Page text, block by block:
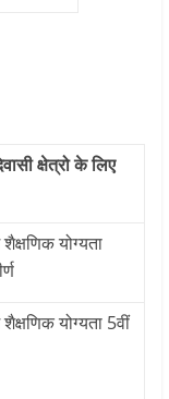
क्षेत्रो के लिए
योग्यता
योग्यता 5वीं